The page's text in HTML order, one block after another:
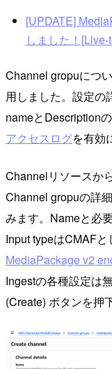
[UPDATE]
しました！
Channel gropuにつ
用しました。設定の
nameとDescription
アクセスログを有効
Channelリソースか
Channel gropuの詳
みます。Nameと必
Input typeはCMAF
MediaPackage v2
Ingestの各種設定は
(Create) ボタンを押